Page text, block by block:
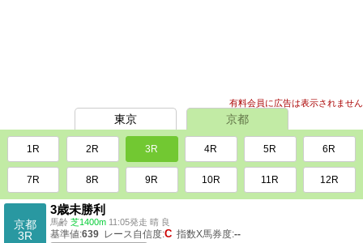
有料会員に広告は表示されません
東京 京都
1R 2R 3R 4R 5R 6R
7R 8R 9R 10R 11R 12R
京都
3R
3歳未勝利
馬齢 芝1400m 11:05発走 晴 良
基準値:639 レース自信度:C 指数X馬券度:--